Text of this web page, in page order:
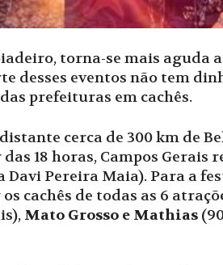
torna-se mais aguda
desses eventos não tem
prefeituras em cachês.
cerca de 300 km de
18 horas, Campos Gerais
Davi Pereira Maia). Para a
cachês de todas as 6
Mato Grosso e Mathias